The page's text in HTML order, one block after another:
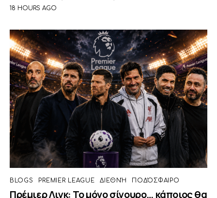
18 HOURS AGO
BLOGS PREMIER LEAGUE ΔΙΕΘΝΉ ΠΟΔΌΣΦΑΙΡΟ
Πρέμιερ Λιγκ: Το μόνο σίγουρο… κάποιος θα